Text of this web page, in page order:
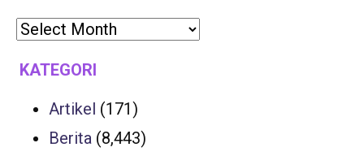
KATEGORI
Artikel (171)
Berita (8,443)